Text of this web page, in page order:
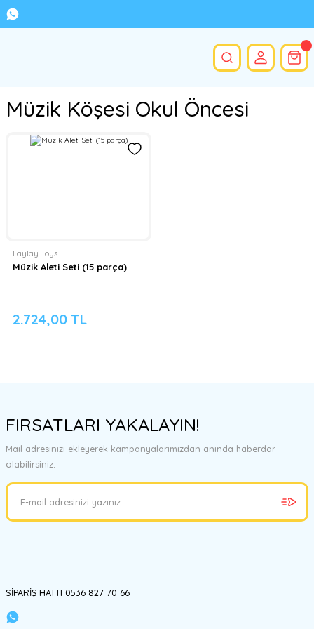
Müzik Köşesi Okul Öncesi
Laylay Toys
Müzik Aleti Seti (15 parça)
2.724,00 TL
FIRSATLARI YAKALAYIN!
Mail adresinizi ekleyerek kampanyalarımızdan anında haberdar
olabilirsiniz.
SİPARİŞ HATTI 0536 827 70 66